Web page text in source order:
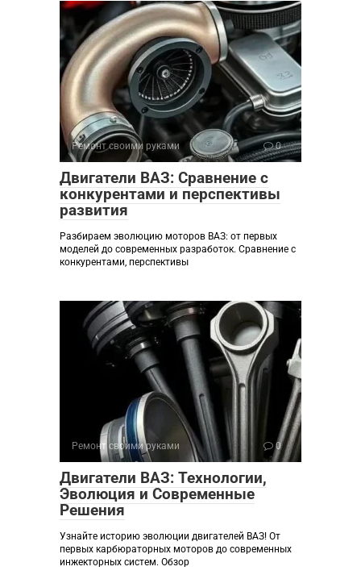
Ремонт своими руками 0
Двигатели ВАЗ: Сравнение с
конкурентами и перспективы
развития
Разбираем эволюцию моторов ВАЗ: от первых
моделей до современных разработок. Сравнение с
конкурентами, перспективы
Ремонт своими руками 0
Двигатели ВАЗ: Технологии,
Эволюция и Современные
Решения
Узнайте историю эволюции двигателей ВАЗ! От
первых карбюраторных моторов до современных
инжекторных систем. Обзор